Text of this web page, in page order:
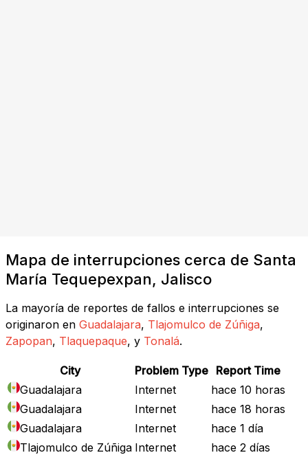
Mapa de interrupciones cerca de Santa
María Tequepexpan, Jalisco
La mayoría de reportes de fallos e interrupciones se
originaron en Guadalajara, Tlajomulco de Zúñiga,
Zapopan, Tlaquepaque, y Tonalá.
City Problem Type Report Time
Guadalajara
Internet
hace 10 horas
Guadalajara
Internet
hace 18 horas
Guadalajara
Internet
hace 1 día
Tlajomulco de Zúñiga Internet
hace 2 días